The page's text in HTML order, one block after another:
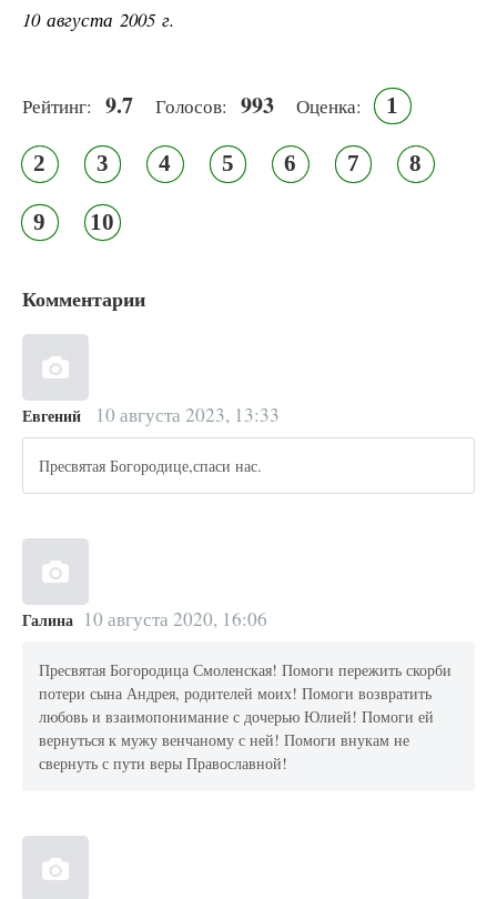
10 августа 2005 г.
Рейтинг: 9.7 Голосов: 993 Оценка: 1
2 3 4 5 6 7 8
9 10
Комментарии
Евгений 10 августа 2023, 13:33
Пресвятая Богородице,спаси нас.
Галина 10 августа 2020, 16:06
Пресвятая Богородица Смоленская! Помоги пережить скорби
потери сына Андрея, родителей моих! Помоги возвратить
любовь и взаимопонимание с дочерью Юлией! Помоги ей
вернуться к мужу венчаному с ней! Помоги внукам не
свернуть с пути веры Православной!